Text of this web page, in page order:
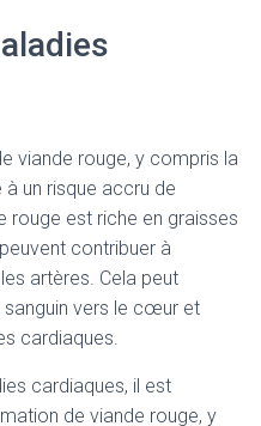
viande rouge, y compris la
un risque accru de
rouge est riche en graisses
contribuer à
artères. Cela peut
sanguin vers le cœur et
cardiaques.
cardiaques, il est
de viande rouge, y